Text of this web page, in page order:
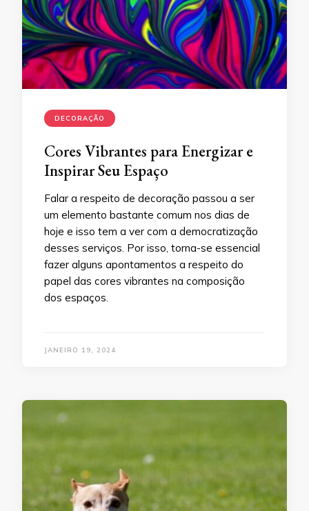
DECORAÇÃO
Cores Vibrantes para Energizar e
Inspirar Seu Espaço
Falar a respeito de decoração passou a ser
um elemento bastante comum nos dias de
hoje e isso tem a ver com a democratização
desses serviços. Por isso, torna-se essencial
fazer alguns apontamentos a respeito do
papel das cores vibrantes na composição
dos espaços.
JANEIRO 19, 2024